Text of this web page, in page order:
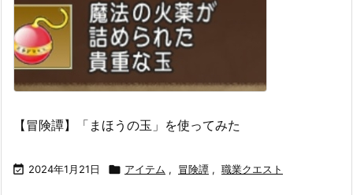
【冒険譚】「まほうの玉」を使ってみた
 2024年1月21日  アイテム , 冒険譚 , 職業クエスト